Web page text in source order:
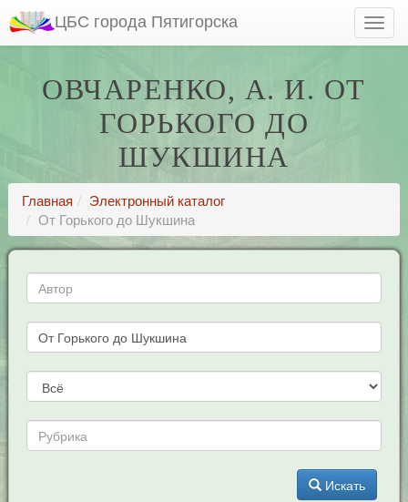
ЦБС города Пятигорска
ОВЧАРЕНКО, А. И. ОТ
ГОРЬКОГО ДО
ШУКШИНА
Главная
Электронный каталог
От Горького до Шукшина
Искать